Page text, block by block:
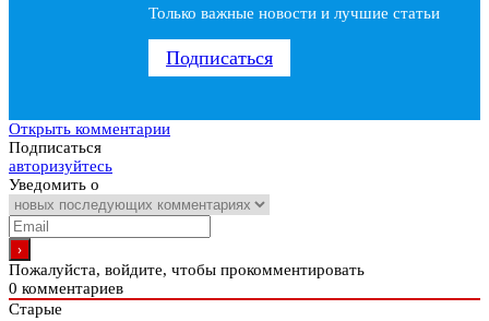
Только важные новости и лучшие статьи
Подписаться
Открыть комментарии
Подписаться
авторизуйтесь
Уведомить о
Пожалуйста, войдите, чтобы прокомментировать
0 комментариев
Старые